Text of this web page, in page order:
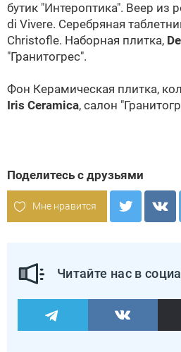
бутик "Интероптика". Веер из
di Vivere. Серебряная
Christofle. Наборная плитка,
"Гранитогрес".
Фон Керамическая плитка,
Iris Ceramica, салон
Поделитесь с друзьями
Мне нравится
Читайте нас в